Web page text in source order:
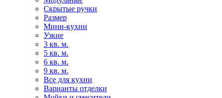
Скрытые ручки
Размер
Мини-кухни
Узкие
3 кв. м.
5 кв. м.
6 кв. м.
9 кв. м.
Все для кухни
Варианты отделки